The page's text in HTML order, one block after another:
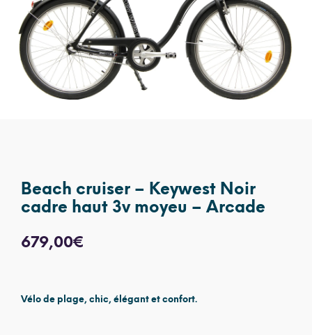
Beach cruiser – Keywest Noir
cadre haut 3v moyeu – Arcade
679,00€
Vélo de plage, chic, élégant et confort.